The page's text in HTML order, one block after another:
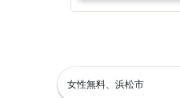
女性無料、浜松市